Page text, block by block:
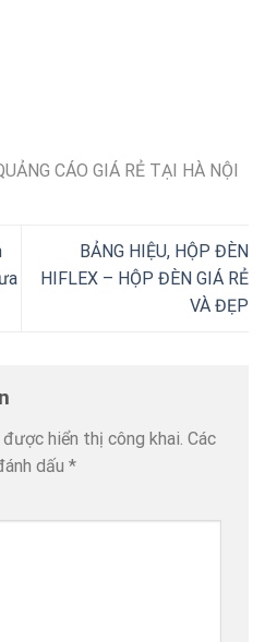
CÁO GIÁ RẺ TẠI HÀ NỘI
BẢNG HIỆU, HỘP ĐÈN
HIFLEX – HỘP ĐÈN GIÁ RẺ
VÀ ĐẸP
hiển thị công khai. Các
dấu *